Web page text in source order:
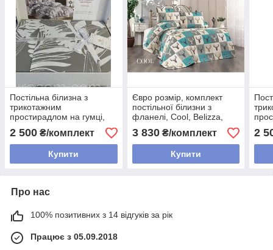
Постільна білизна з
трикотажним
простирадлом на гумці,
Belizza, Туреччина
2 500 ₴/комплект
Купити
Євро розмір, комплект
постільної білизни з
фланелі, Cool, Belizza,
Туреччина.
3 830₴/комплект
Купити
2
Про нас
100% позитивних з 14 відгуків за рік
Працює з 05.09.2018